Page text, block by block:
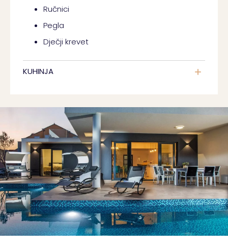
Ručnici
Pegla
Dječji krevet
KUHINJA